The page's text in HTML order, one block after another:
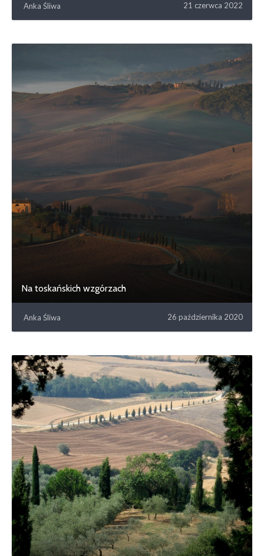
Anka Śliwa 21 czerwca 2022
Na toskańskich wzgórzach
Anka Śliwa 26 października 2020